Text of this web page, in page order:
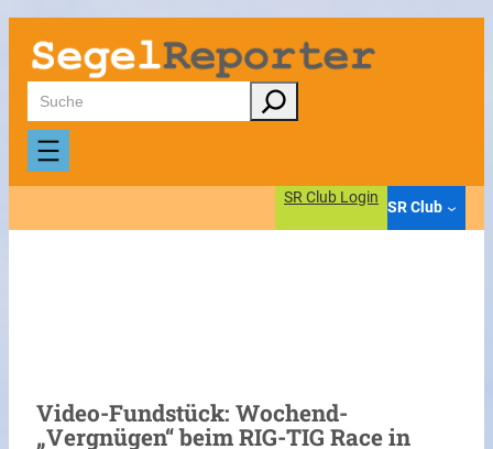
Zum
Inhalt
springen
Suchen
SR Club Login
SR Club
Video-Fundstück: Wochend-
„Vergnügen“ beim RIG-TIG Race in